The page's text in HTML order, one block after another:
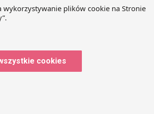
cookies